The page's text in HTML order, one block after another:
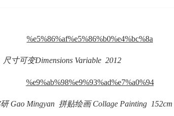
寸可变Dimensions Variable 2012
Gao Mingyan 拼贴绘画 Collage Painting